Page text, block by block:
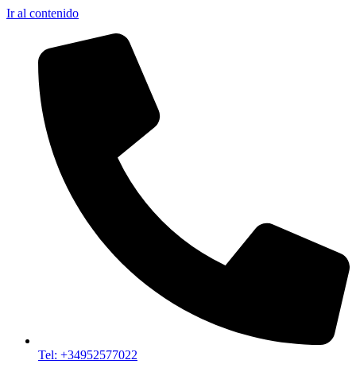
Ir al contenido
Tel: +34952577022